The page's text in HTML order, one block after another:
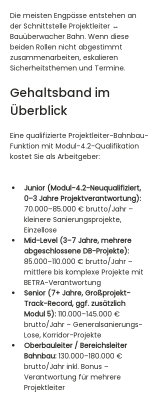
Die meisten Engpässe entstehen an
der Schnittstelle Projektleiter ↔
Bauüberwacher Bahn. Wenn diese
beiden Rollen nicht abgestimmt
zusammenarbeiten, eskalieren
Sicherheitsthemen und Termine.
Gehaltsband im
Überblick
Eine qualifizierte Projektleiter-Bahnbau-
Funktion mit Modul-4.2-Qualifikation
kostet Sie als Arbeitgeber:
Junior (Modul-4.2-Neuqualifiziert,
0–3 Jahre Projektverantwortung):
70.000–85.000 € brutto/Jahr –
kleinere Sanierungsprojekte,
Einzellose
Mid-Level (3–7 Jahre, mehrere
abgeschlossene DB-Projekte):
85.000–110.000 € brutto/Jahr –
mittlere bis komplexe Projekte mit
BETRA-Verantwortung
Senior (7+ Jahre, Großprojekt-
Track-Record, ggf. zusätzlich
Modul 5): 110.000–145.000 €
brutto/Jahr – Generalsanierungs-
Lose, Korridor-Projekte
Oberbauleiter / Bereichsleiter
Bahnbau: 130.000–180.000 €
brutto/Jahr inkl. Bonus –
Verantwortung für mehrere
Projektleiter